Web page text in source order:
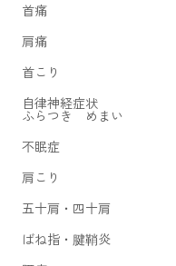
首痛
肩痛
首こり
自律神経症状
ふらつき めまい
不眠症
肩こり
五十肩・四十肩
ばね指・腱鞘炎